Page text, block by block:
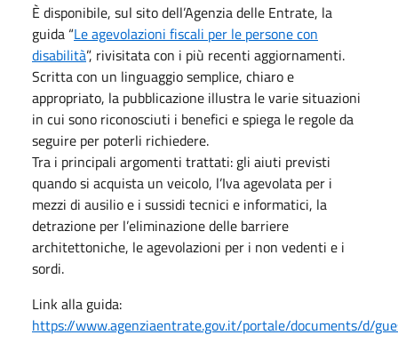
È disponibile, sul sito dell’Agenzia delle Entrate, la
guida “Le agevolazioni fiscali per le persone con
disabilità”, rivisitata con i più recenti aggiornamenti.
Scritta con un linguaggio semplice, chiaro e
appropriato, la pubblicazione illustra le varie situazioni
in cui sono riconosciuti i benefici e spiega le regole da
seguire per poterli richiedere.
Tra i principali argomenti trattati: gli aiuti previsti
quando si acquista un veicolo, l’Iva agevolata per i
mezzi di ausilio e i sussidi tecnici e informatici, la
detrazione per l’eliminazione delle barriere
architettoniche, le agevolazioni per i non vedenti e i
sordi.
Link alla guida:
https://www.agenziaentrate.gov.it/portale/documents/d/